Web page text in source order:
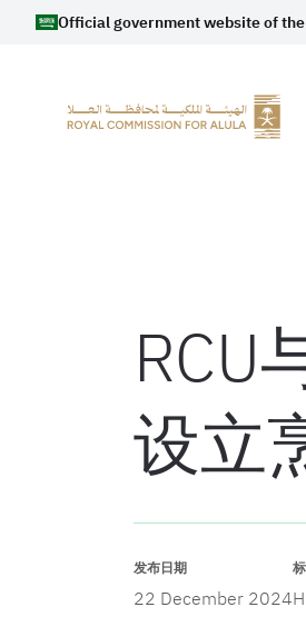
Official government website of
RCU
设立
发布日期
22 December 2024